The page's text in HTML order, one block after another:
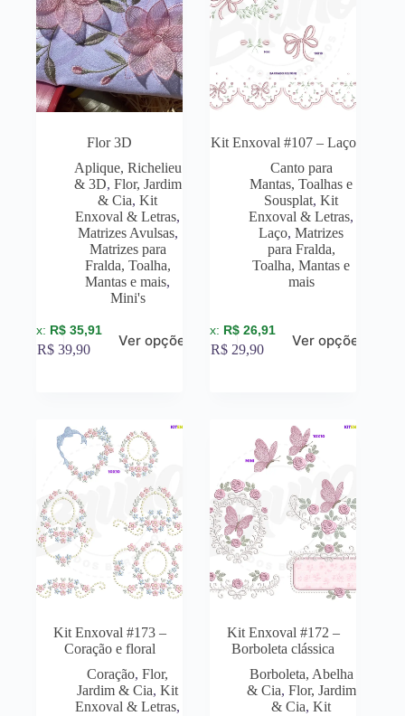
Flor 3D
Aplique, Richelieu
& 3D, Flor, Jardim
& Cia,Kit
Enxoval & Letras,
Matrizes Avulsas,
Matrizes para
Fralda, Toalha,
Mantas e mais,
Mini's
R$ 35,91
R$ 39,90
Ver opções
Kit Enxoval #107 – Laço
Canto para
Mantas, Toalhas e
Sousplat,Kit
Enxoval & Letras,
Laço,Matrizes
para Fralda,
Toalha, Mantas e
mais
R$ 26,91
R$ 29,90
Ver opções
Kit Enxoval #173 –
Coração e floral
Coração,Flor,
Jardim & Cia,Kit
Enxoval & Letras,
Kit Enxoval #172 –
Borboleta clássica
Borboleta, Abelha
& Cia, Flor, Jardim
& Cia,Kit